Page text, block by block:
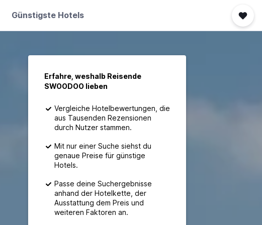
Günstigste Hotels
Erfahre, weshalb Reisende
SWOODOO lieben
Vergleiche Hotelbewertungen, die
aus Tausenden Rezensionen
durch Nutzer stammen.
Mit nur einer Suche siehst du
genaue Preise für günstige
Hotels.
Passe deine Suchergebnisse
anhand der Hotelkette, der
Ausstattung dem Preis und
weiteren Faktoren an.